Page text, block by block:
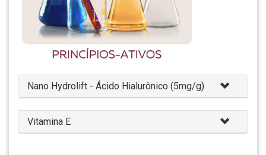
Nano Hydrolift - Ácido Hialurônico (5mg/g)
Vitamina E